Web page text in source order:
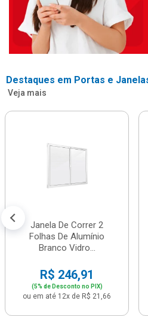
Destaques em Portas e
Veja mais
Janela De Correr 2
Folhas De Alumínio
Branco Vidro...
R$ 246,91
(5% de Desconto no PIX)
ou em até 12x de R$ 21,66